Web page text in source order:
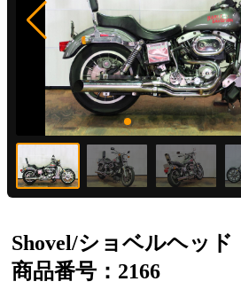
Shovel/ショベルヘッド
商品番号：2166